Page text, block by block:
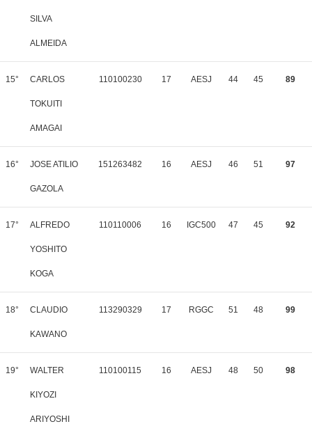
SILVA
ALMEIDA
15° CARLOS
TOKUITI
AMAGAI
110100230 17 AESJ 44 45 89
16° JOSE ATILIO
GAZOLA
151263482 16 AESJ 46 51 97
17° ALFREDO
YOSHITO
KOGA
110110006 16 IGC500 47 45 92
18° CLAUDIO
KAWANO
113290329 17 RGGC 51 48 99
19° WALTER
KIYOZI
ARIYOSHI
110100115 16 AESJ 48 50 98